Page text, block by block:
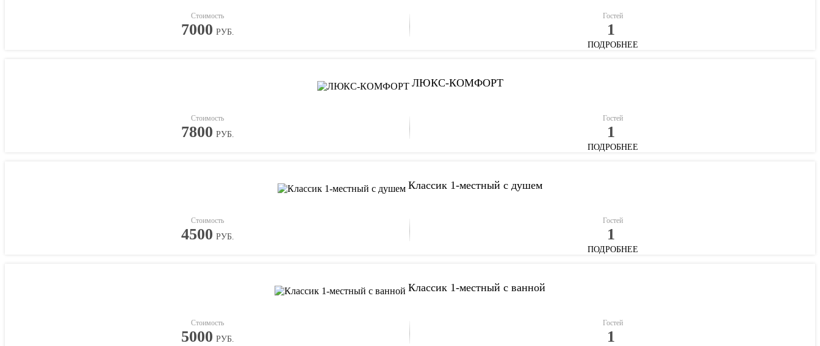
Стоимость
7000 РУБ.
Гостей
1
ПОДРОБНЕЕ
ЛЮКС-КОМФОРТ
Стоимость
7800 РУБ.
Гостей
1
ПОДРОБНЕЕ
Классик 1-местный с душем
Стоимость
4500 РУБ.
Гостей
1
ПОДРОБНЕЕ
Классик 1-местный с ванной
Стоимость
5000 РУБ.
Гостей
1